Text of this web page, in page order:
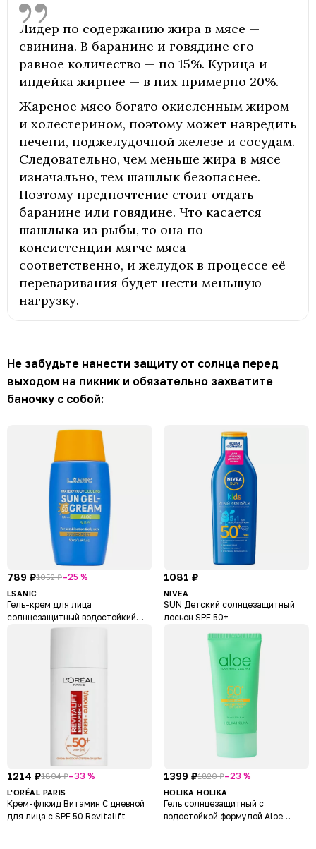
Лидер по содержанию жира в мясе —
свинина. В баранине и говядине его
равное количество — по 15%. Курица и
индейка жирнее — в них примерно 20%.
Жареное мясо богато окисленным жиром
и холестерином, поэтому может навредить
печени, поджелудочной железе и сосудам.
Следовательно, чем меньше жира в мясе
изначально, тем шашлык безопаснее.
Поэтому предпочтение стоит отдать
баранине или говядине. Что касается
шашлыка из рыбы, то она по
консистенции мягче мяса —
соответственно, и желудок в процессе её
переваривания будет нести меньшую
нагрузку.
Не забудьте нанести защиту от солнца перед
выходом на пикник и обязательно захватите
баночку с собой:
789 ₽1052 ₽–25 %
LSANIC
Гель-крем для лица
солнцезащитный водостойкий
матирующий с экстрактом алоэ
1081 ₽
NIVEA
SUN Детский солнцезащитный
лосьон SPF 50+
1214 ₽1804 ₽–33 %
L'ORÉAL PARIS
Крем-флюид Витамин С дневной
для лица с SPF 50 Revitalift
1399 ₽1820 ₽–23 %
HOLIKA HOLIKA
Гель солнцезащитный с
водостойкой формулой Aloe